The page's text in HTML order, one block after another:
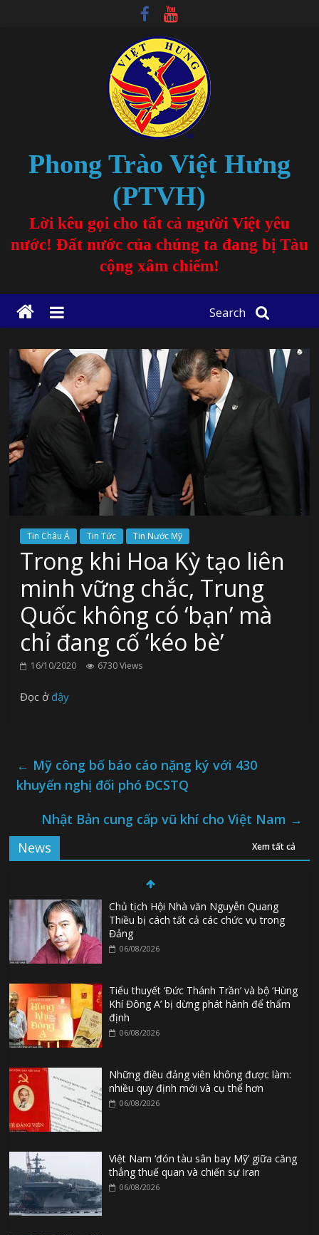
Phong Trào Việt Hưng
(PTVH)
Lời kêu gọi cho tất cả người Việt yêu
nước! Đất nước của chúng ta đang bị Tàu
cộng xâm chiếm!
Search
Tin Châu Á Tin Tức Tin Nước Mỹ
Trong khi Hoa Kỳ tạo liên
minh vững chắc, Trung
Quốc không có ‘bạn’ mà
chỉ đang cố ‘kéo bè’
16/10/2020 6730 Views
Đọc ởđậy
← Mỹ công bố báo cáo nặng ký với 430
khuyến nghị đối phó ĐCSTQ
Nhật Bản cung cấp vũ khí cho Việt Nam →
News
Xem tất cả
Chủ tịch Hội Nhà văn Nguyễn Quang
Thiều bị cách tất cả các chức vụ trong
Đảng
06/08/2026
Tiểu thuyết ‘Đức Thánh Trần’ và bộ ‘Hùng
Khí Đông A’ bị dừng phát hành để thẩm
định
06/08/2026
Những điều đảng viên không được làm:
nhiều quy định mới và cụ thể hơn
06/08/2026
Việt Nam ‘đón tàu sân bay Mỹ’ giữa căng
thẳng thuế quan và chiến sự Iran
06/08/2026